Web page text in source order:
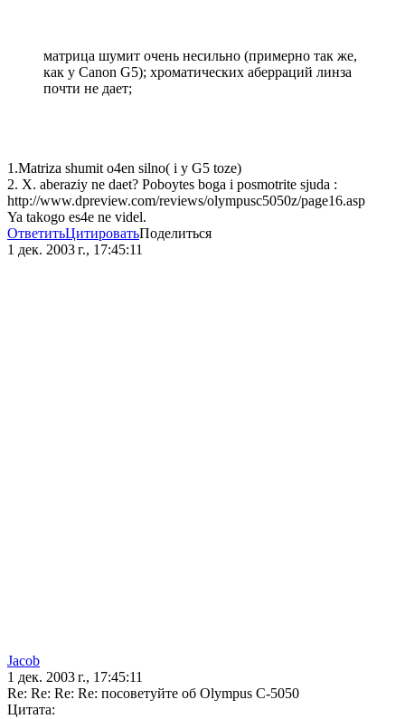
матрица шумит очень несильно (примерно так же,
как у Canon G5); хроматических аберраций линза
почти не дает;
1.Matriza shumit o4en silno( i y G5 toze)
2. X. aberaziy ne daet? Poboytes boga i posmotrite sjuda :
http://www.dpreview.com/reviews/olympusc5050z/page16.asp
Ya takogo es4e ne videl.
ОтветитьЦитироватьПоделиться
1 дек. 2003 г., 17:45:11
Jacob
1 дек. 2003 г., 17:45:11
Re: Re: Re: Re: посоветуйте об Olympus С-5050
Цитата: